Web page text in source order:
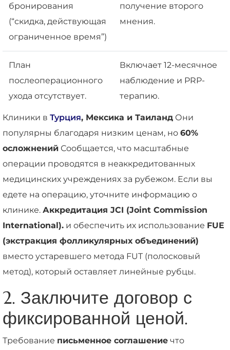
бронирования
(“скидка, действующая
ограниченное время”)
получение второго
мнения.
План
послеоперационного
ухода отсутствует.
Включает 12-месячное
наблюдение и PRP-
терапию.
Клиники в Турция, Мексика и Таиланд Они
популярны благодаря низким ценам, но 60%
осложнений Сообщается, что масштабные
операции проводятся в неаккредитованных
медицинских учреждениях за рубежом. Если вы
едете на операцию, уточните информацию о
клинике. Аккредитация JCI (Joint Commission
International). и обеспечить их использование FUE
(экстракция фолликулярных объединений)
вместо устаревшего метода FUT (полосковый
метод), который оставляет линейные рубцы.
2. Заключите договор с
фиксированной ценой.
Требование письменное соглашение что